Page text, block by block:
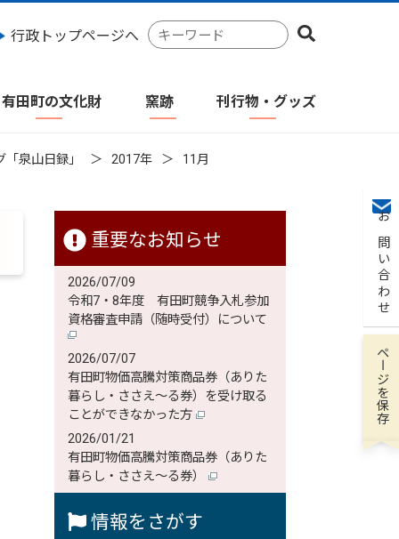
行政トップページへ
検
索
ワ
有田町の文化財 窯跡 刊行物・グッズ
お問い合わせ
泉山日録」 2017年
11月
重要なお知らせ
2026/07/09
令和7・8年度 有田町競争入札参加
資格審査申請（随時受付）について
2026/07/07
有田町物価高騰対策商品券（ありた
暮らし・ささえ～る券）を受け取る
ことができなかった方
2026/01/21
有田町物価高騰対策商品券（ありた
暮らし・ささえ～る券）
情報をさがす
ページを保存